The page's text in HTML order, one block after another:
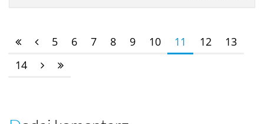
5 6 7 8 9 10 11 12
13
14